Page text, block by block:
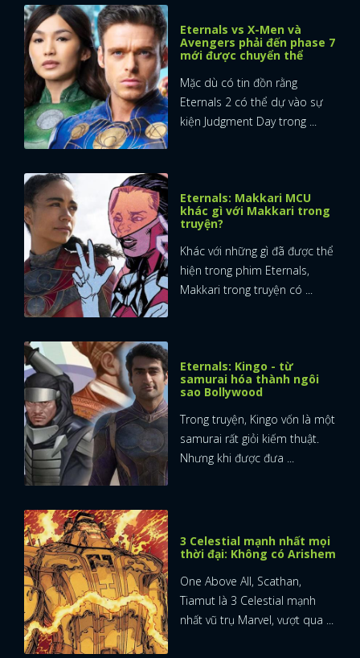
FACEBOOK GOOGLE
Eternals vs X-Men và
Avengers phải đến phase 7
mới được chuyển thể
Mặc dù có tin đồn rằng
Eternals 2 có thể dự vào sự
kiện Judgment Day trong ...
Eternals: Makkari MCU
khác gì với Makkari trong
truyện?
Khác với những gì đã được thể
hiện trong phim Eternals,
Makkari trong truyện có ...
Eternals: Kingo - từ
samurai hóa thành ngôi
sao Bollywood
Trong truyện, Kingo vốn là một
samurai rất giỏi kiếm thuật.
Nhưng khi được đưa ...
3 Celestial mạnh nhất mọi
thời đại: Không có Arishem
One Above All, Scathan,
Tiamut là 3 Celestial mạnh
nhất vũ trụ Marvel, vượt qua ...